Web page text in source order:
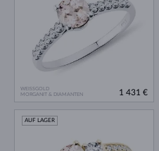
WEISSGOLD
MORGANIT & DIAMANTEN
1 431 €
AUF LAGER